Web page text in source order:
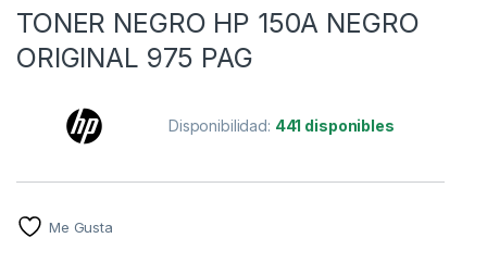
TONER NEGRO HP 150A NEGRO
ORIGINAL 975 PAG
Disponibilidad: 441 disponibles
Me Gusta